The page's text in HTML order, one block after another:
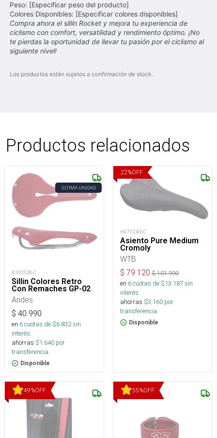
Peso: [Especificar peso del producto]
Colores Disponibles: [Especificar colores disponibles]
Compra ahora el sillín Rocket y mejora tu experiencia de
ciclismo con comfort, versatilidad y rendimiento óptimo. ¡No
te pierdas la oportunidad de llevar tu pasión por el ciclismo al
siguiente nivel!
Los productos están sujetos a confirmación de stock.
Productos relacionados
ÚLTIMA UNIDAD
A100538-C
Sillin Colores Retro
Con Remaches GP-02
Andes
$ 40.990
en 6cuotas de $6.832sin
interés
ahorras $1.640 por
transferencia.
Disponible
22%OFF
m070243-C
Asiento Pure Medium
Cromoly
WTB
$ 79.120 $101.990
en 6cuotas de $13.187sin
interés
ahorras $3.160 por
transferencia.
Disponible
49%OFF 55%OFF